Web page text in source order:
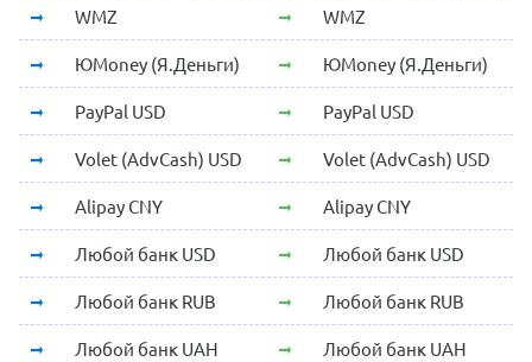
WMZ WMZ
ЮMoney (Я.Деньги) ЮMoney (Я.Деньги)
PayPal USD PayPal USD
Volet (AdvCash) USD Volet (AdvCash) USD
Alipay CNY Alipay CNY
Любой банк USD Любой банк USD
Любой банк RUB Любой банк RUB
Любой банк UAH Любой банк UAH